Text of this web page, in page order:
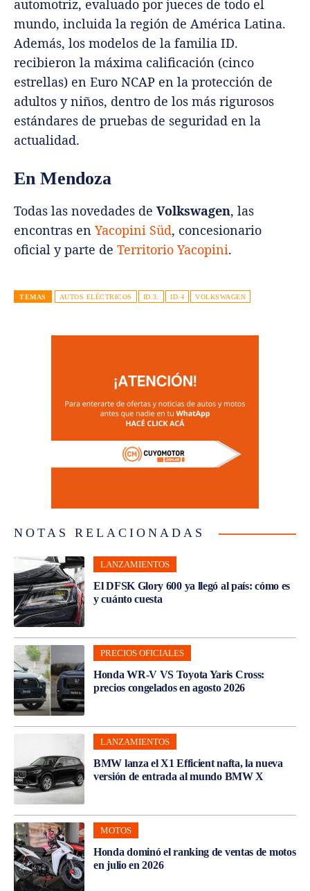
automotriz, evaluado por jueces de todo el
mundo, incluida la región de América Latina.
Además, los modelos de la familia ID.
recibieron la máxima calificación (cinco
estrellas) en Euro NCAP en la protección de
adultos y niños, dentro de los más rigurosos
estándares de pruebas de seguridad en la
actualidad.
En Mendoza
Todas las novedades de Volkswagen, las
encontras en Yacopini Süd, concesionario
oficial y parte de Territorio Yacopini.
TEMAS AUTOS ELÉCTRICOS ID.3. ID.4 VOLKSWAGEN
NOTAS RELACIONADAS
LANZAMIENTOS
El DFSK Glory 600 ya llegó al país: cómo es
y cuánto cuesta
PRECIOS OFICIALES
Honda WR-V VS Toyota Yaris Cross:
precios congelados en agosto 2026
LANZAMIENTOS
BMW lanza el X1 Efficient nafta, la nueva
versión de entrada al mundo BMW X
MOTOS
Honda dominó el ranking de ventas de motos
en julio en 2026